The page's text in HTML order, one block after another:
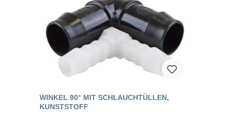
WINKEL 90° MIT SCHLAUCHTÜLLEN,
KUNSTSTOFF